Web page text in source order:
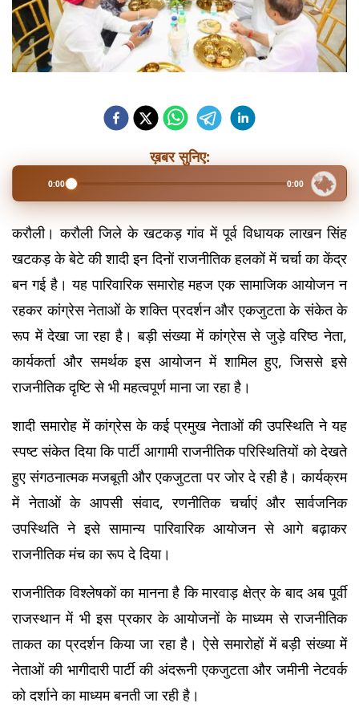
ख़बर सुनिए:
0:00 0:00
करौली। करौली जिले के खटकड़ गांव में पूर्व विधायक लाखन सिंह
खटकड़ के बेटे की शादी इन दिनों राजनीतिक हलकों में चर्चा का केंद्र
बन गई है। यह पारिवारिक समारोह महज एक सामाजिक आयोजन न
रहकर कांग्रेस नेताओं के शक्ति प्रदर्शन और एकजुटता के संकेत के
रूप में देखा जा रहा है। बड़ी संख्या में कांग्रेस से जुड़े वरिष्ठ नेता,
कार्यकर्ता और समर्थक इस आयोजन में शामिल हुए, जिससे इसे
राजनीतिक दृष्टि से भी महत्वपूर्ण माना जा रहा है।
शादी समारोह में कांग्रेस के कई प्रमुख नेताओं की उपस्थिति ने यह
स्पष्ट संकेत दिया कि पार्टी आगामी राजनीतिक परिस्थितियों को देखते
हुए संगठनात्मक मजबूती और एकजुटता पर जोर दे रही है। कार्यक्रम
में नेताओं के आपसी संवाद, रणनीतिक चर्चाएं और सार्वजनिक
उपस्थिति ने इसे सामान्य पारिवारिक आयोजन से आगे बढ़ाकर
राजनीतिक मंच का रूप दे दिया।
राजनीतिक विश्लेषकों का मानना है कि मारवाड़ क्षेत्र के बाद अब पूर्वी
राजस्थान में भी इस प्रकार के आयोजनों के माध्यम से राजनीतिक
ताकत का प्रदर्शन किया जा रहा है। ऐसे समारोहों में बड़ी संख्या में
नेताओं की भागीदारी पार्टी की अंदरूनी एकजुटता और जमीनी नेटवर्क
को दर्शाने का माध्यम बनती जा रही है।